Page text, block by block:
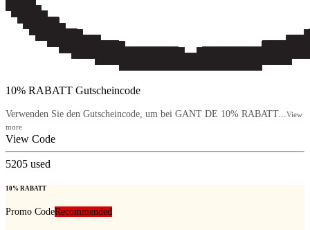
10% RABATT Gutscheincode
Verwenden Sie den Gutscheincode, um bei GANT DE 10% RABATT...
View
more
View Code
5205 used
10% RABATT
Promo CodeRecommended